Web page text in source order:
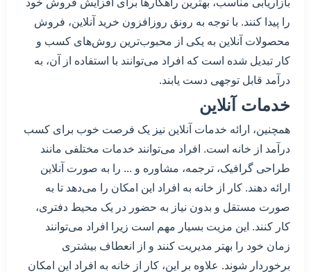
بازاریابی مناسب، بهترین راهکارها برای افزایش فروش خود
را پیدا کنند. با توجه به رونق روزافزون خرید آنلاین، فروش
محصولات آنلاین به یکی از محبوب‌ترین روش‌های کسب و
کار تبدیل شده است که افراد می‌توانند با استفاده از آن، به
درآمد قابل توجهی دست یابند.
خدمات آنلاین
همچنین، ارائه خدمات آنلاین نیز یک فرصت خوب برای کسب
درآمد از خانه است. افراد می‌توانند خدمات مختلفی مانند
طراحی گرافیک، ترجمه، مشاوره و ... را به صورت آنلاین
ارائه دهند. کار از خانه به افراد این امکان را می‌دهد تا به
صورت مستقل و بدون نیاز به حضور در یک محیط دفتری،
کار کنند. این مزیت بسیار مهم است زیرا افراد می‌توانند
زمان خود را بهتر مدیریت کنند و از انعطاف بیشتری
برخوردار شوند. علاوه بر این، کار از خانه به افراد این امکان